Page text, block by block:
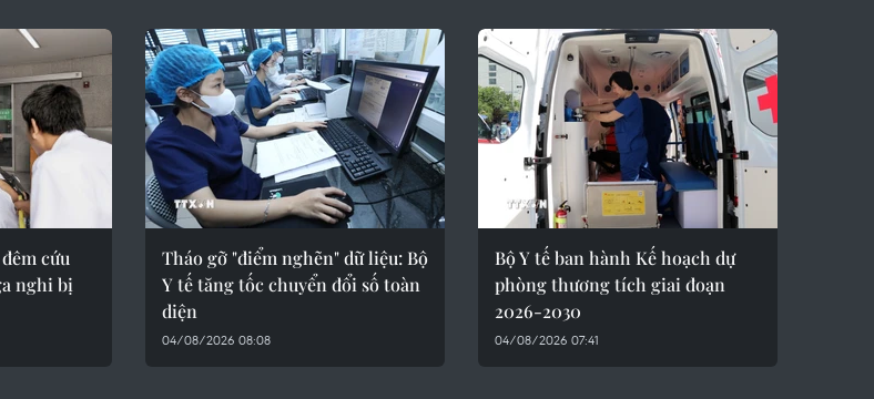
cứu
nghi bị
Tháo gỡ "điểm nghẽn" dữ liệu: Bộ
Y tế tăng tốc chuyển đổi số toàn
diện
04/08/2026 08:08
Bộ Y tế ban hành Kế hoạch dự
phòng thương tích giai đoạn
2026-2030
04/08/2026 07:41